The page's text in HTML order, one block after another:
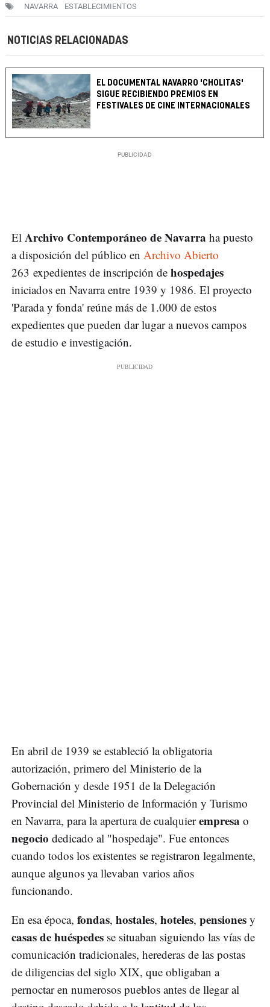
NAVARRA ESTABLECIMIENTOS
NOTICIAS RELACIONADAS
EL DOCUMENTAL NAVARRO 'CHOLITAS'
SIGUE RECIBIENDO PREMIOS EN
FESTIVALES DE CINE INTERNACIONALES
El Archivo Contemporáneo de Navarra ha puesto
a disposición del público en Archivo Abierto
263 expedientes de inscripción de hospedajes
iniciados en Navarra entre 1939 y 1986. El proyecto
'Parada y fonda' reúne más de 1.000 de estos
expedientes que pueden dar lugar a nuevos campos
de estudio e investigación.
En abril de 1939 se estableció la obligatoria
autorización, primero del Ministerio de la
Gobernación y desde 1951 de la Delegación
Provincial del Ministerio de Información y Turismo
en Navarra, para la apertura de cualquierempresa o
negocio dedicado al "hospedaje". Fue entonces
cuando todos los existentes se registraron legalmente,
aunque algunos ya llevaban varios años
funcionando.
En esa época, fondas, hostales, hoteles, pensiones y
casas de huéspedes se situaban siguiendo las vías de
comunicación tradicionales, herederas de las postas
de diligencias del siglo XIX, que obligaban a
pernoctar en numerosos pueblos antes de llegar al